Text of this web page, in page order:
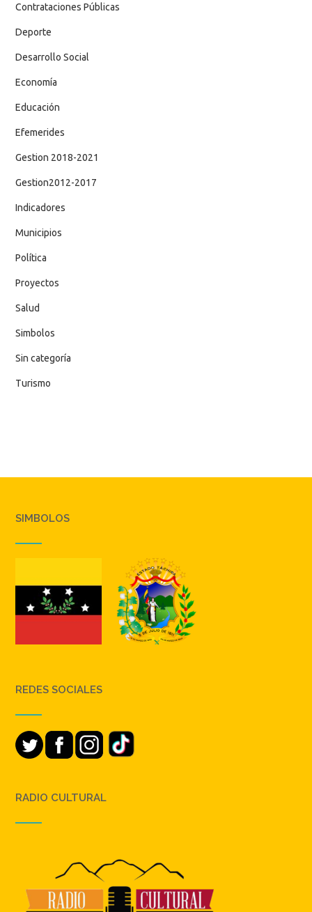
Contrataciones Públicas
Deporte
Desarrollo Social
Economía
Educación
Efemerides
Gestion 2018-2021
Gestion2012-2017
Indicadores
Municipios
Política
Proyectos
Salud
Simbolos
Sin categoría
Turismo
SIMBOLOS
REDES SOCIALES
RADIO CULTURAL